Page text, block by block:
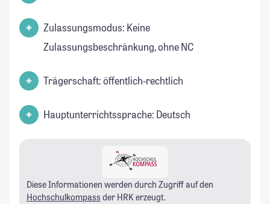
Zulassungsmodus: Keine
Zulassungsbeschränkung, ohne NC
Trägerschaft: öffentlich-rechtlich
Hauptunterrichtssprache: Deutsch
Diese Informationen werden durch Zugriff auf den
Hochschulkompass der HRK erzeugt.